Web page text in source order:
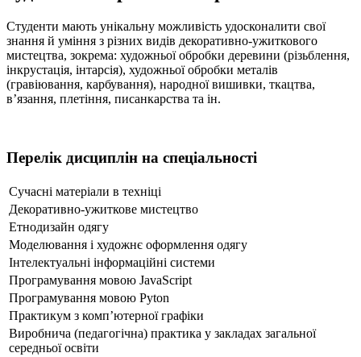
Студенти мають унікальну можливість удосконалити свої
знання й уміння з різних видів декоративно-ужиткового
мистецтва, зокрема: художньої обробки деревини (різьблення,
інкрустація, інтарсія), художньої обробки металів
(гравіювання, карбування), народної вишивки, ткацтва,
в’язання, плетіння, писанкарства та ін.
Перелік дисциплін на спеціальності
Сучасні матеріали в техніці
Декоративно-ужиткове мистецтво
Етнодизайн одягу
Моделювання і художнє оформлення одягу
Інтелектуальні інформаційні системи
Програмування мовою JavaScript
Програмування мовою Pyton
Практикум з комп’ютерної графіки
Виробнича (педагогічна) практика у закладах загальної
середньої освіти